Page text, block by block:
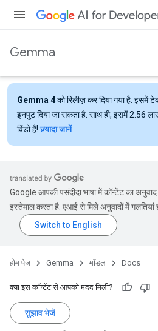
Gemma
Gemma 4को रिलीज़ कर दिया गया है. इसमें
इनपुट दिया जा सकता है. साथ ही, इसमें 2.56
विंडो है!ज़्यादा जानें
Google आपकी पसंदीदा भाषा में कॉन्टेंट का
इस्तेमाल करता है. एआई से मिले अनुवादों में गलतियां
होम पेज Gemma मॉडल Docs
क्या इस कॉन्टेंट से आपको मदद मिली?
सुझाव भेजें